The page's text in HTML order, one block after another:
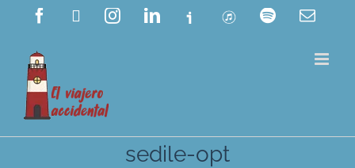
contenido
Facebook InstagramLinkedIn
Ivoox ITunes Spotify
sedile-opt